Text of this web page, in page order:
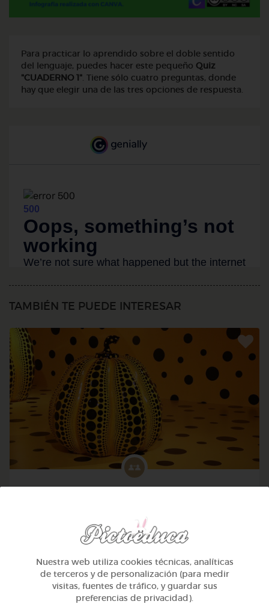
Para practicar lo aprendido sobre el doble sentido
del lenguaje, puedes hacer este pequeño Quiz
"CUADERNO 1". Tiene sólo cuatro preguntas, donde
hay que elegir una de las tres opciones de respuesta.
TAMBIÉN TE PUEDE INTERESAR
Nuestra web utiliza cookies técnicas, analíticas
de terceros y de personalización (para medir
visitas, fuentes de tráfico, y guardar sus
preferencias de privacidad).